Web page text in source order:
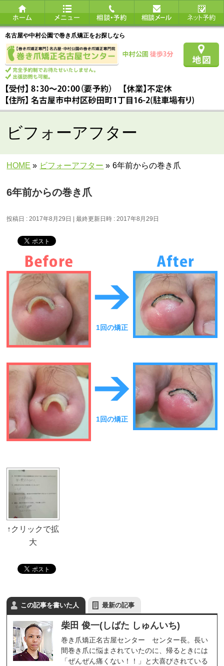
名古屋や中村公園で巻き爪矯正をお探しなら
ビフォーアフター
HOME » ビフォーアフター » 6年前からの巻き爪
6年前からの巻き爪
投稿日 : 2017年8月29日 最終更新日時 : 2017年8月29日
1回の矯正
1回の矯正
この記事を書いた人 最新の記事
柴田 俊一(しばた しゅんいち)
巻き爪矯正名古屋センター センター長。長い
間巻き爪に悩まされていたのに、帰るときには
「ぜんぜん痛くない！！」と大喜びされている